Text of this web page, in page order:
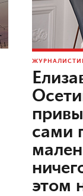
сами
этом